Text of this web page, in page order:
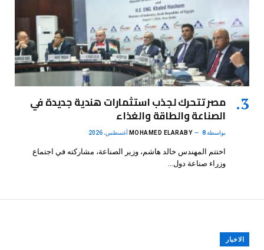
مصر تتحرك لجذب استثمارات هندية جديدة في
الصناعة والطاقة والغذاء
بواسطة MOHAMED ELARABY 8 أغسطس، 2026
اختتم المهندس خالد هاشم، وزير الصناعة، مشاركته في اجتماع
وزراء صناعة دول…
الاخبار